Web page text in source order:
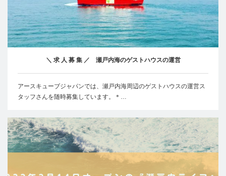
＼ 求 人 募 集 ／ 瀬戸内海のゲストハウスの運営
アースキューブジャパンでは、瀬戸内海周辺のゲストハウスの運営ス
タッフさんを随時募集しています。＊…